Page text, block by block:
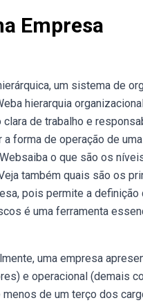
Empresa
um sistema de
hierarquia
de trabalho e
forma de operação de
o que são os
também quais são os
pois permite a
é uma ferramenta
uma empresa
e operacional (demais
de um terço dos